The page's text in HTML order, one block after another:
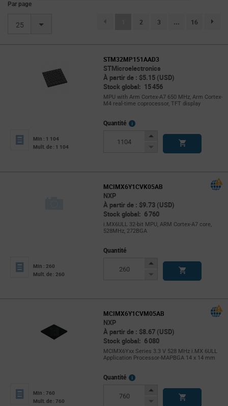
Par page
25 (current)
2 3 ... 16
STM32MP151AAD3
STMicroelectronics
À partir de : $5.15 (USD)
Stock global: 15 456
MPU with Arm Cortex-A7 650 MHz, Arm Cortex-
M4 real-time coprocessor, TFT display
Min : 1 104
Mult. de : 1 104
Quantité
More
Increase
Decrease
MCIMX6Y1CVK05AB
NXP
À partir de : $9.73 (USD)
Stock global: 6 760
i.MX6ULL 32-bit MPU, ARM Cortex-A7 core,
528MHz, 272BGA
Min : 260
Mult. de : 260
Quantité
Increase
Decrease
MCIMX6Y1CVM05AB
NXP
À partir de : $8.67 (USD)
Stock global: 6 080
MCIMX6Yxx Series 3.3 V 528 MHz i.MX 6ULL
Application Processor-MAPBGA 14 x 14 mm
Min : 760
Mult. de : 760
Quantité
More
Increase
Decrease